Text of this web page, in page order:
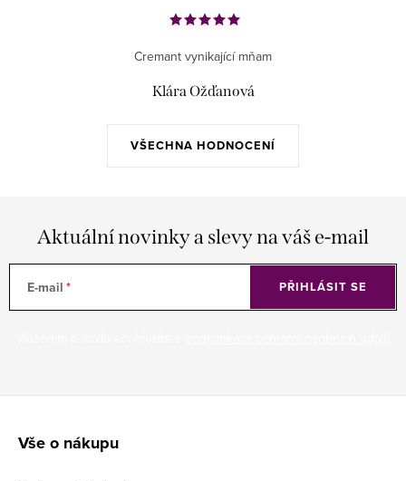
VŠECHNA HODNOCENÍ
Cremant vynikající mňam
Klára Ožďanová
Aktuální novinky a slevy na váš e-mail
E-mail PŘIHLÁSIT SE
Vše o nákupu